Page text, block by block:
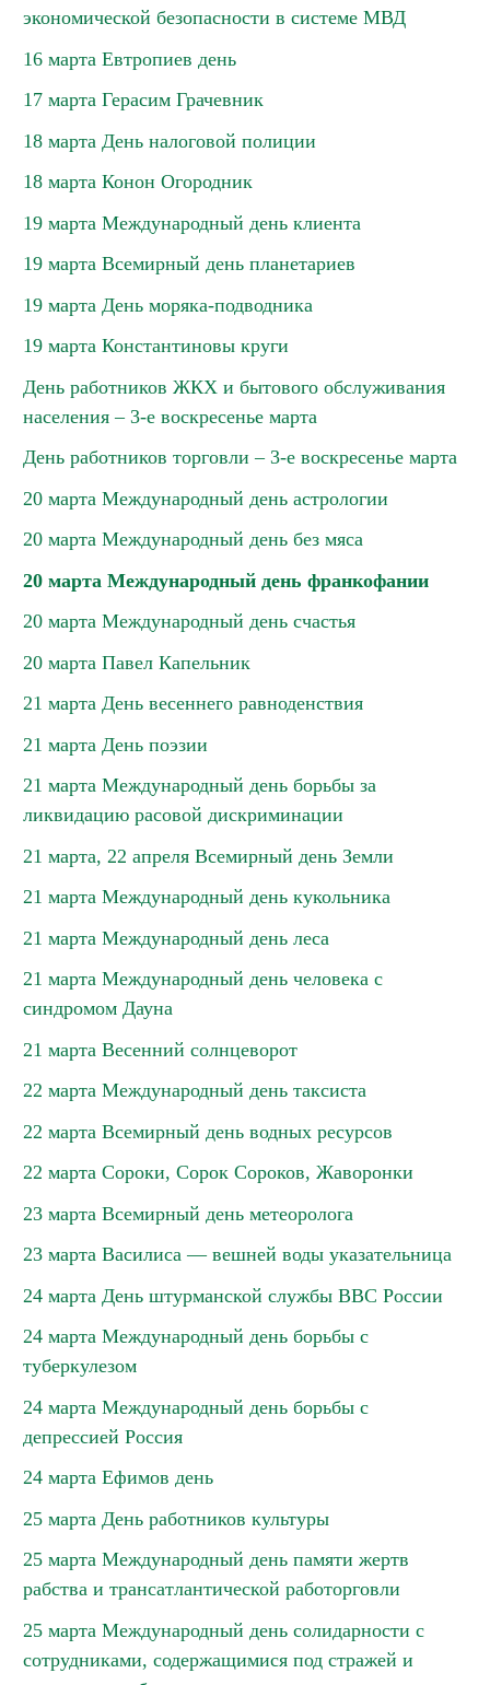
экономической безопасности в системе МВД
16 марта Евтропиев день
17 марта Герасим Грачевник
18 марта День налоговой полиции
18 марта Конон Огородник
19 марта Международный день клиента
19 марта Всемирный день планетариев
19 марта День моряка-подводника
19 марта Константиновы круги
День работников ЖКХ и бытового обслуживания
населения – 3-е воскресенье марта
День работников торговли – 3-е воскресенье марта
20 марта Международный день астрологии
20 марта Международный день без мяса
20 марта Международный день франкофании
20 марта Международный день счастья
20 марта Павел Капельник
21 марта День весеннего равноденствия
21 марта День поэзии
21 марта Международный день борьбы за
ликвидацию расовой дискриминации
21 марта, 22 апреля Всемирный день Земли
21 марта Международный день кукольника
21 марта Международный день леса
21 марта Международный день человека с
синдромом Дауна
21 марта Весенний солнцеворот
22 марта Международный день таксиста
22 марта Всемирный день водных ресурсов
22 марта Сороки, Сорок Сороков, Жаворонки
23 марта Всемирный день метеоролога
23 марта Василиса — вешней воды указательница
24 марта День штурманской службы ВВС России
24 марта Международный день борьбы с
туберкулезом
24 марта Международный день борьбы с
депрессией Россия
24 марта Ефимов день
25 марта День работников культуры
25 марта Международный день памяти жертв
рабства и трансатлантической работорговли
25 марта Международный день солидарности с
сотрудниками, содержащимися под стражей и